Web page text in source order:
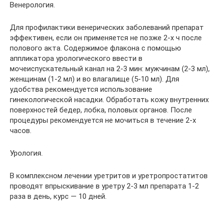
Венерология.
Для профилактики венерических заболеваний препарат
эффективен, если он применяется не позже 2-х ч после
полового акта. Содержимое флакона с помощью
аппликатора урологического ввести в
мочеиспускательный канал на 2-3 мин: мужчинам (2-3 мл),
женщинам (1-2 мл) и во влагалище (5-10 мл). Для
удобства рекомендуется использование
гинекологической насадки. Обработать кожу внутренних
поверхностей бедер, лобка, половых органов. После
процедуры рекомендуется не мочиться в течение 2-х
часов.
Урология.
В комплексном лечении уретритов и уретропростатитов
проводят впрыскивание в уретру 2-3 мл препарата 1-2
раза в день, курс — 10 дней.